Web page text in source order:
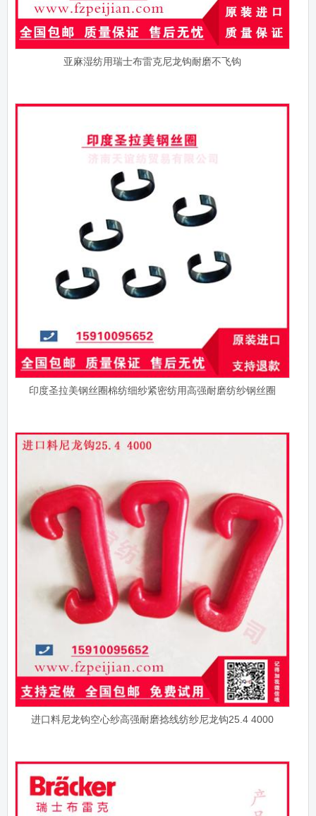
亚麻湿纺用瑞士布雷克尼龙钩耐磨不飞钩
印度圣拉美钢丝圈棉纺细纱紧密纺用高强耐磨纺纱钢丝圈
进口料尼龙钩空心纱高强耐磨捻线纺纱尼龙钩25.4 4000